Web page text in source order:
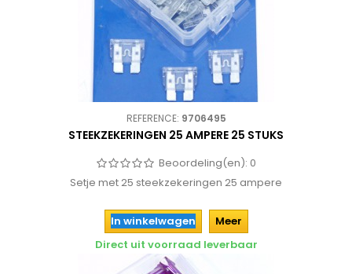
REFERENCE: 9706495
STEEKZEKERINGEN 25 AMPERE 25 STUKS
Beoordeling(en): 0
Setje met 25 steekzekeringen 25 ampere
In winkelwagen
Meer
Direct uit voorraad leverbaar